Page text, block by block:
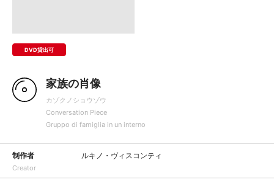
DVD貸出可
家族の肖像
カゾクノショウゾウ
Conversation Piece
Gruppo di famiglia in un interno
制作者
Creator
ルキノ・ヴィスコンティ